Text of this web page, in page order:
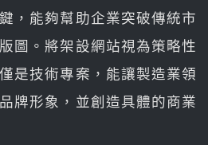
，能夠幫助企業突破傳統市
圖。將架設網站視為策略性
是技術專案，能讓製造業領
牌形象，並創造具體的商業